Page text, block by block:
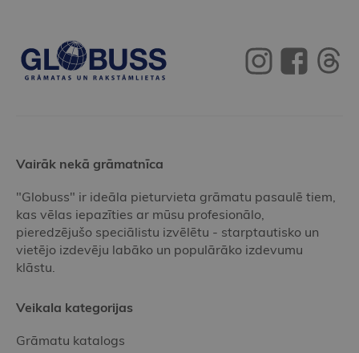
Vairāk nekā grāmatnīca
"Globuss" ir ideāla pieturvieta grāmatu pasaulē tiem,
kas vēlas iepazīties ar mūsu profesionālo,
pieredzējušo speciālistu izvēlētu - starptautisko un
vietējo izdevēju labāko un populārāko izdevumu
klāstu.
Veikala kategorijas
Grāmatu katalogs